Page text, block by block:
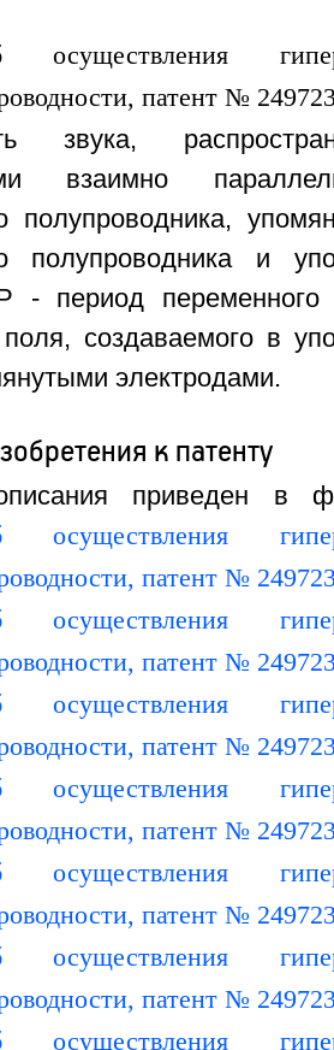
звука,
взаимно
полупроводника,
полупроводника и
- период переменного
поля, создаваемого в
электродами.
к патенту
приведен в